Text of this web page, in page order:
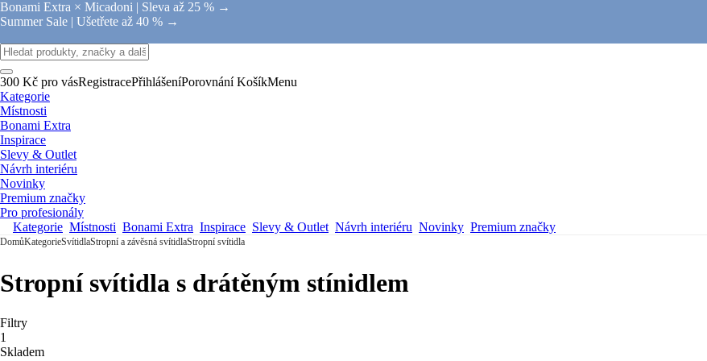
Bonami Extra × Micadoni | Sleva až 25 % →
Summer Sale | Ušetřete až 40 % →
300 Kč pro vásRegistracePřihlášeníPorovnání KošíkMenu
Kategorie
Místnosti
Bonami Extra
Inspirace
Slevy & Outlet
Návrh interiéru
Novinky
Premium značky
Pro profesionály
Kategorie Místnosti Bonami Extra Inspirace Slevy & Outlet Návrh interiéru Novinky Premium značky
DomůKategorieSvítidlaStropní a závěsná svítidlaStropní svítidla
Stropní svítidla s drátěným stínidlem
Filtry
1
Skladem